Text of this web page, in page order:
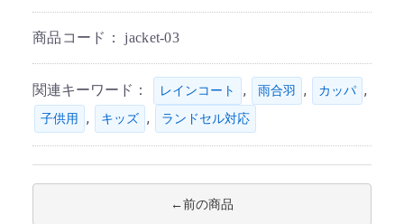
商品コード：jacket-03
関連キーワード： レインコート , 雨合羽 , カッパ ,
子供用 , キッズ , ランドセル対応
前の商品